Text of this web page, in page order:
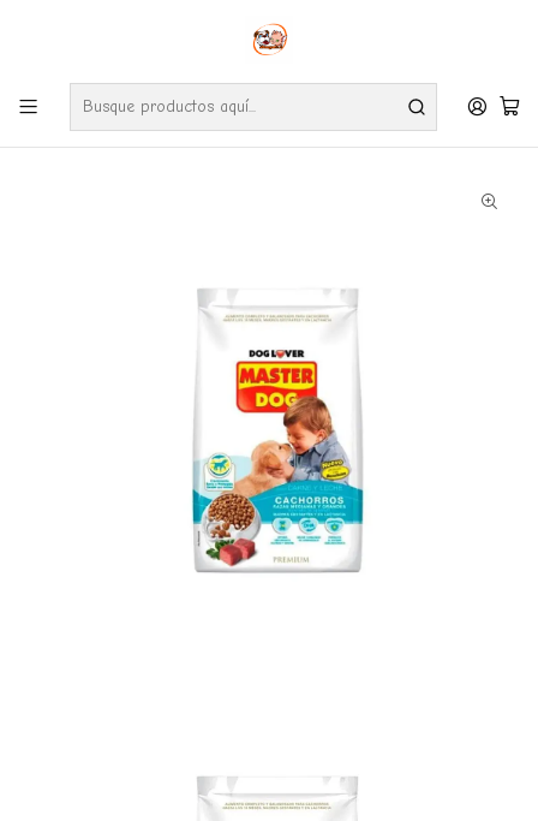
Envíos gratuitos por compras desde $24.990 en la RM (Comunas informadas
Ve nuestras zonas de cobertura diaria.
Inicio Perros Alimentos Masterdog Cachorro 18 Kg